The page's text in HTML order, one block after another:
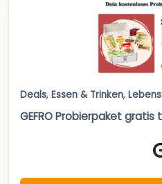
Deals, Essen & Trinken,
GEFRO Probierpaket gratis